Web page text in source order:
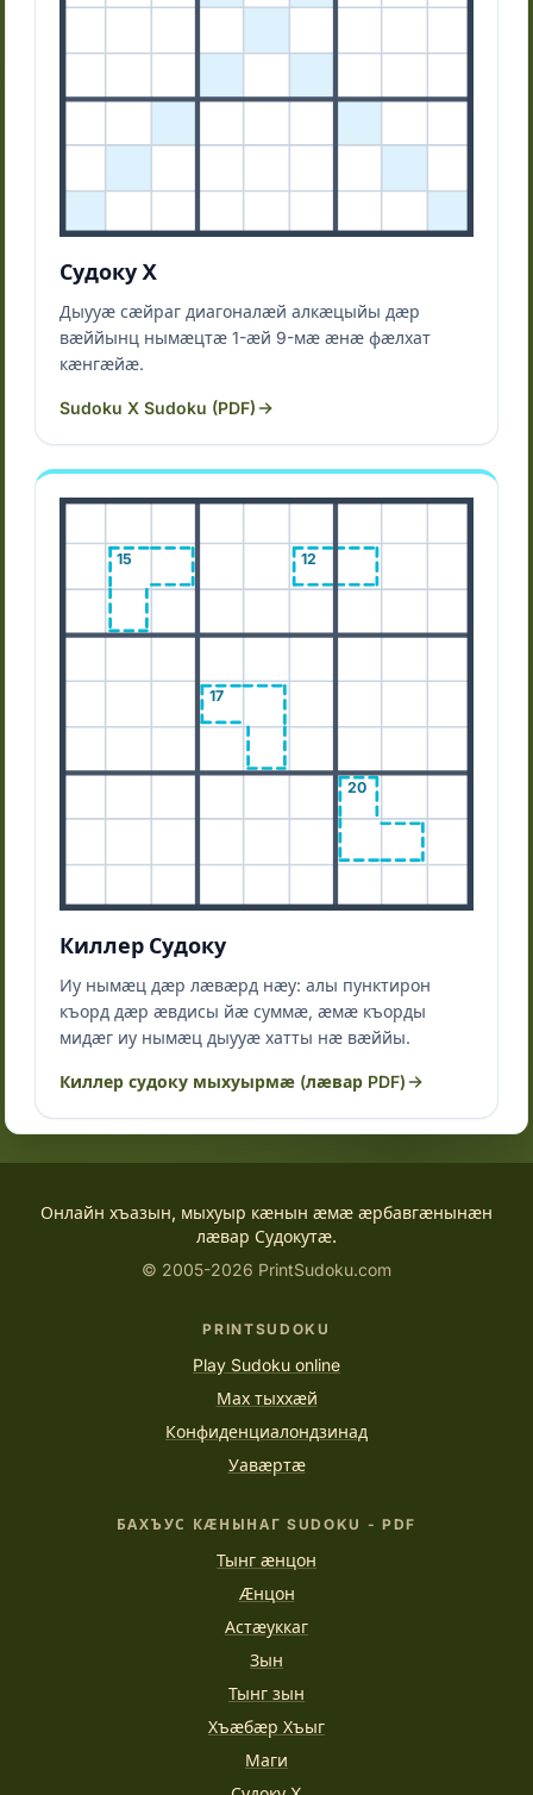
Судоку X
Дыууӕ сӕйраг диагоналӕй алкӕцыйы дӕр
вӕййынц нымӕцтӕ 1-ӕй 9-мӕ ӕнӕ фӕлхат
кӕнгӕйӕ.
Sudoku X Sudoku (PDF)
15 12
17
20
Киллер Судоку
Иу нымӕц дӕр лӕвӕрд нӕу: алы пунктирон
къорд дӕр ӕвдисы йӕ суммӕ, ӕмӕ къорды
мидӕг иу нымӕц дыууӕ хатты нӕ вӕййы.
Киллер судоку мыхуырмӕ (лӕвар PDF)
Онлайн хъазын, мыхуыр кӕнын ӕмӕ ӕрбавгӕнынӕн
лӕвар Судокутӕ.
© 2005-2026 PrintSudoku.com
PRINTSUDOKU
Play Sudoku online
Мах тыххӕй
Конфиденциалондзинад
Уавӕртӕ
БАХЪУС КӔНЫНАГ SUDOKU - PDF
Тынг ӕнцон
Ӕнцон
Астӕуккаг
Зын
Тынг зын
Хъӕбӕр Хъыг
Маги